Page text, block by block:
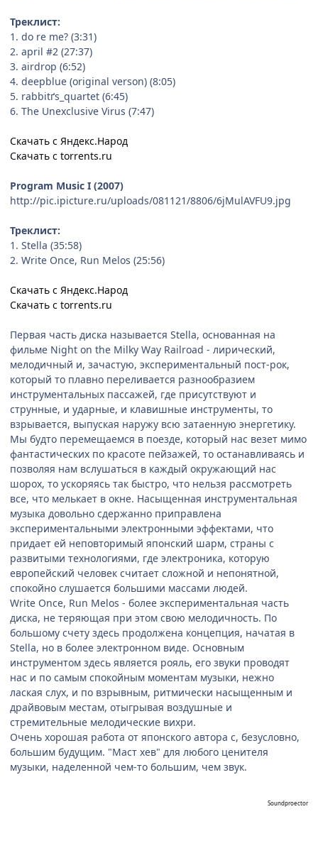
Треклист:
1. do re me? (3:31)
2. april #2 (27:37)
3. airdrop (6:52)
4. deepblue (original verson) (8:05)
5. rabbitґs_quartet (6:45)
6. The Unexclusive Virus (7:47)
Скачать с Яндекс.Народ
Скачать с torrents.ru
Program Music I (2007)
http://pic.ipicture.ru/uploads/081121/8806/6jMulAVFU9.jpg
Треклист:
1. Stella (35:58)
2. Write Once, Run Melos (25:56)
Скачать с Яндекс.Народ
Скачать с torrents.ru
Первая часть диска называется Stella, основанная на
фильме Night on the Milky Way Railroad - лирический,
мелодичный и, зачастую, экспериментальный пост-рок,
который то плавно переливается разнообразием
инструментальных пассажей, где присутствуют и
струнные, и ударные, и клавишные инструменты, то
взрывается, выпуская наружу всю затаенную энергетику.
Мы будто перемещаемся в поезде, который нас везет мимо
фантастических по красоте пейзажей, то останавливаясь и
позволяя нам вслушаться в каждый окружающий нас
шорох, то ускоряясь так быстро, что нельзя рассмотреть
все, что мелькает в окне. Насыщенная инструментальная
музыка довольно сдержанно приправлена
экспериментальными электронными эффектами, что
придает ей неповторимый японский шарм, страны с
развитыми технологиями, где электроника, которую
европейский человек считает сложной и непонятной,
спокойно слушается большими массами людей.
Write Once, Run Melos - более экспериментальная часть
диска, не теряющая при этом свою мелодичность. По
большому счету здесь продолжена концепция, начатая в
Stella, но в более электронном виде. Основным
инструментом здесь является рояль, его звуки проводят
нас и по самым спокойным моментам музыки, нежно
лаская слух, и по взрывным, ритмически насыщенным и
драйвовым местам, отыгрывая воздушные и
стремительные мелодические вихри.
Очень хорошая работа от японского автора с, безусловно,
большим будущим. "Маст хев" для любого ценителя
музыки, наделенной чем-то большим, чем звук.
Soundproector